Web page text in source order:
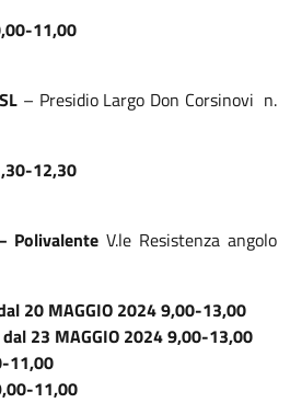
11,00
– Presidio Largo Don Corsinovi n.
12,30
– PolivalenteV.le Resistenza angolo
20 MAGGIO 2024 9,00-13,00
23 MAGGIO 2024 9,00-13,00
11,00
11,00